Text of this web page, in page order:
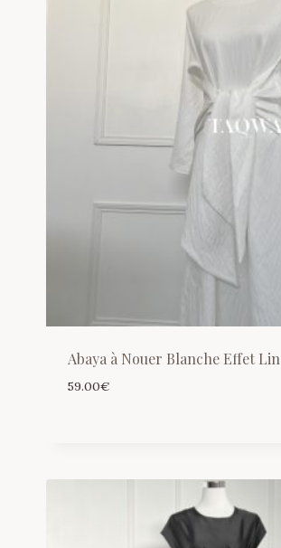
Abaya à Nouer Blanche Effet Lin
59.00€